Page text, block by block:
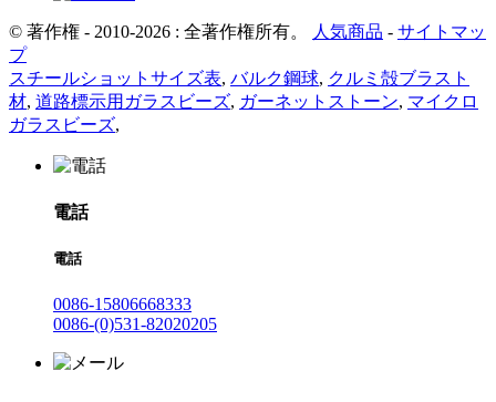
© 著作権 - 2010-2026 : 全著作権所有。 人気商品 - サイトマッ
プ
スチールショットサイズ表, バルク鋼球, クルミ殻ブラスト
材, 道路標示用ガラスビーズ, ガーネットストーン, マイクロ
ガラスビーズ,
電話
電話
0086-15806668333
0086-(0)531-82020205